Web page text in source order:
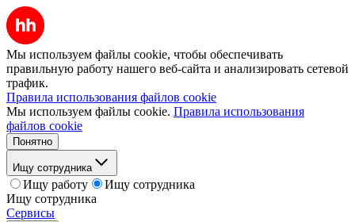
Мы используем файлы cookie, чтобы обеспечивать
правильную работу нашего веб-сайта и анализировать сетевой
трафик.
Правила использования файлов cookie
Мы используем файлы cookie. Правила использования
файлов cookie
Понятно
Ищу сотрудника
Ищу работу
Ищу сотрудника
Ищу сотрудника
Сервисы